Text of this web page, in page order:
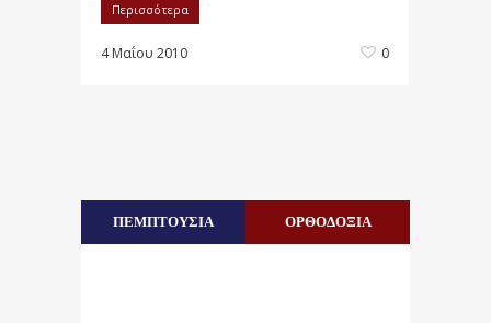
Περισσότερα
4 Μαΐου 2010 0
ΠΕΜΠΤΟΥΣΙΑ ΟΡΘΟΔΟΞΙΑ